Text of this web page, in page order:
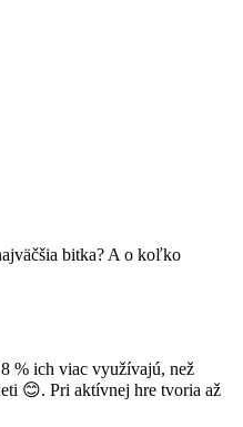
bitka? A o koľko
% ich viac využívajú, než
😊. Pri aktívnej hre tvoria až